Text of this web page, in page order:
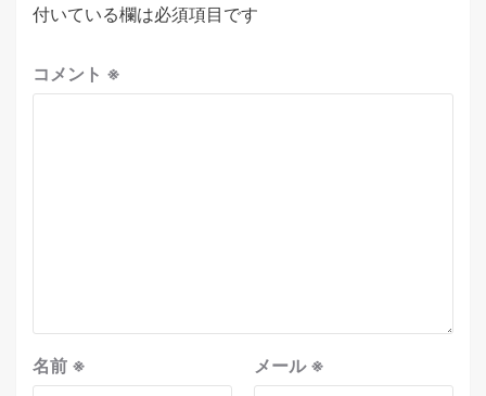
付いている欄は必須項目です
コメント ※
名前 ※ メール※